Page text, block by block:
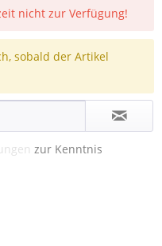
nicht zur Verfügung!
sobald der Artikel
zur Kenntnis